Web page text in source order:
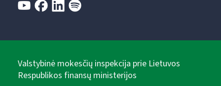
Valstybinė mokesčių inspekcija prie Lietuvos
Respublikos finansų ministerijos